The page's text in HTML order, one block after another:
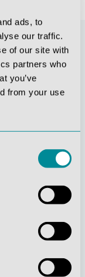
ads, to
our traffic.
of our site with
partners who
you’ve
from your use
für